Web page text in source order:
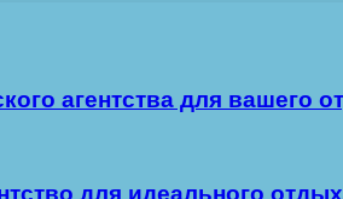
агентства для вашего
для идеального